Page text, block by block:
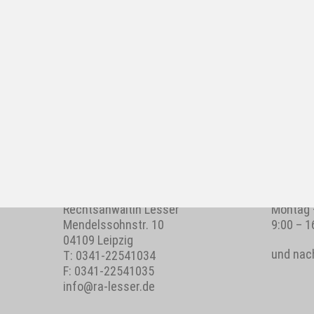
Rechtsanwältin Lesser
Mendelssohnstr. 10
04109 Leipzig
T: 0341-22541034
F: 0341-22541035
info@ra-lesser.de
Montag
9:00 –
und